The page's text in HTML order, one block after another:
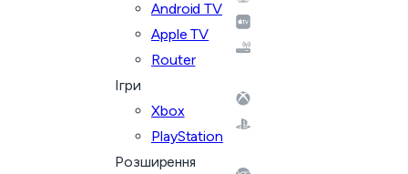
Android TV
Apple TV
Router
Ігри
Xbox
PlayStation
Розширення